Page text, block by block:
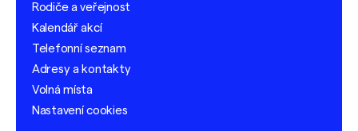
Rodiče a veřejnost
Kalendář akcí
Telefonní seznam
Adresy a kontakty
Volná místa
Nastavení cookies